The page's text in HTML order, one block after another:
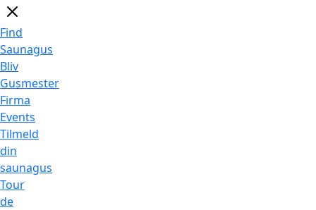
Find
Saunagus
Bliv
Gusmester
Firma
Events
Tilmeld
din
saunagus
Tour
de